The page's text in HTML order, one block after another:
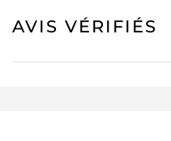
AVIS VÉRIFIÉS